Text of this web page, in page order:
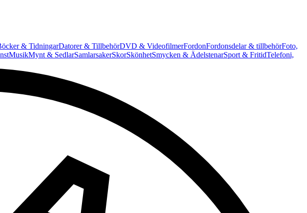
& TidningarDatorer & TillbehörDVD & VideofilmerFordonFordonsdelar & tillbehörFoto,
MusikMynt & SedlarSamlarsakerSkorSkönhetSmycken & ÄdelstenarSport & FritidTelefoni,